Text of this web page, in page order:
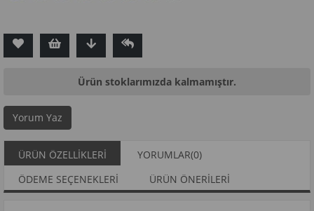
Ürün stoklarımızda kalmamıştır.
Yorum Yaz
ÜRÜN ÖZELLIKLERI YORUMLAR(0)
ÖDEME SEÇENEKLERI
ÜRÜN ÖNERILERI